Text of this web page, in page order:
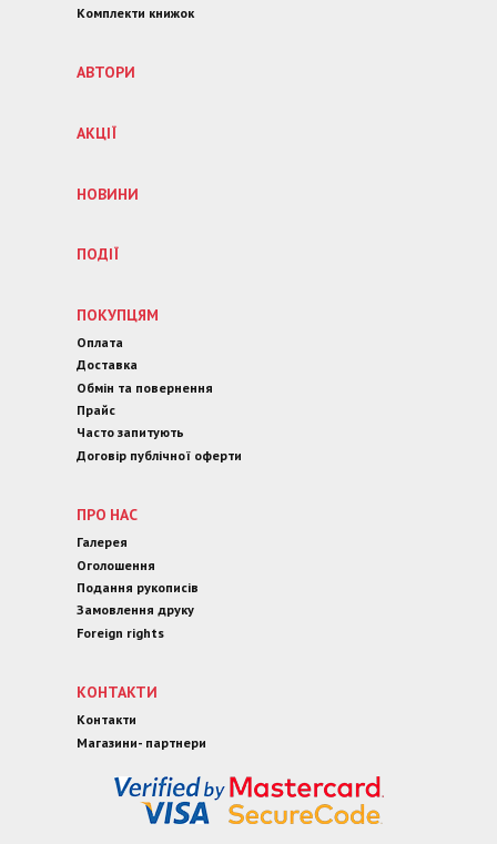
Комплекти книжок
АВТОРИ
АКЦІЇ
НОВИНИ
ПОДІЇ
ПОКУПЦЯМ
Оплата
Доставка
Обмін та повернення
Прайс
Часто запитують
Договір публічної оферти
ПРО НАС
Галерея
Оголошення
Подання рукописів
Замовлення друку
Foreign rights
КОНТАКТИ
Контакти
Магазини- партнери